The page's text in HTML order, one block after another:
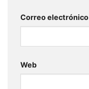
Correo electrónico
Web